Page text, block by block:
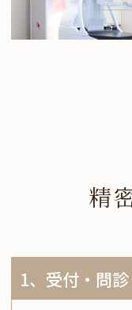
精
1、受付・問診